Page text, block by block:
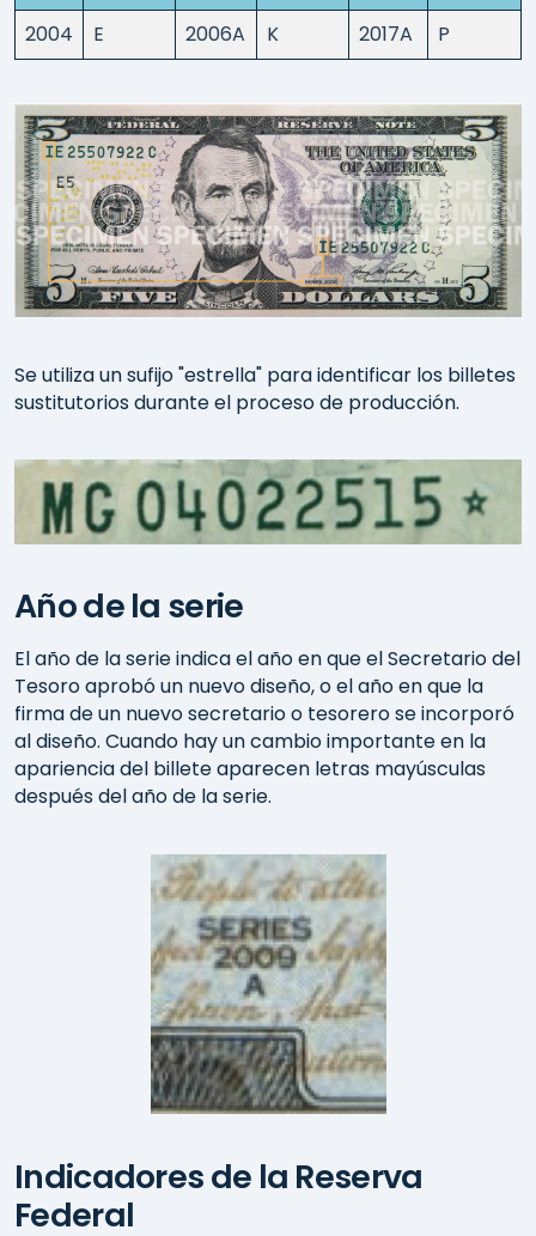
2004
E 2006A K 2017A P
Se utiliza un sufijo "estrella" para identificar los billetes
sustitutorios durante el proceso de producción.
Año de la serie
El año de la serie indica el año en que el Secretario del
Tesoro aprobó un nuevo diseño, o el año en que la
firma de un nuevo secretario o tesorero se incorporó
al diseño. Cuando hay un cambio importante en la
apariencia del billete aparecen letras mayúsculas
después del año de la serie.
Indicadores de la Reserva
Federal